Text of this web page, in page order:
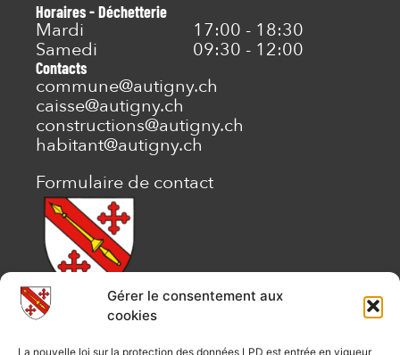
Gérer le consentement aux
cookies
La nouvelle loi sur la protection des données LPD est entrée en vigueur
Horaires - Déchetterie
Mardi
17:00 - 18:30
Samedi
09:30 - 12:00
Contacts
commune@autigny.ch
caisse@autigny.ch
constructions@autigny.ch
habitant@autigny.ch
Formulaire de contact
COMMUNE D’AUTIGNY